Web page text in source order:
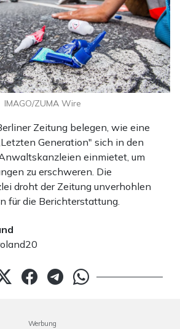
Zeitung belegen, wie eine
Generation" sich in den
einmietet, um
zu erschweren. Die
droht der Zeitung unverhohlen
für die Berichterstattung.
IMAGO/ZUMA Wire
Werbung